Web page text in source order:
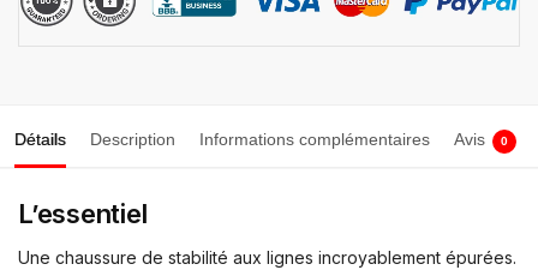
Détails Description Informations complémentaires Avis 0
L’essentiel
Une chaussure de stabilité aux lignes incroyablement épurées.